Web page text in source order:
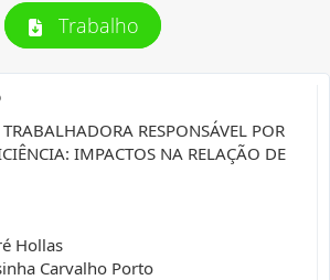
Trabalho
RESPONSÁVEL POR
IMPACTOS NA RELAÇÃO DE
Hollas
Carvalho Porto